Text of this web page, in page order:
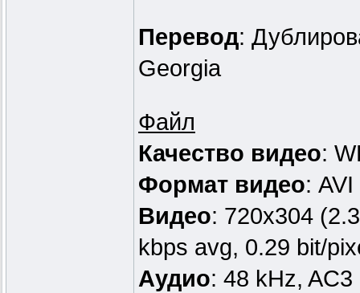
Перевод:
Georgia
Файл
Качество видео:
Формат видео: AVI
Видео: 720x304
kbps avg, 0.29 bit/
Аудио: 48 kHz,